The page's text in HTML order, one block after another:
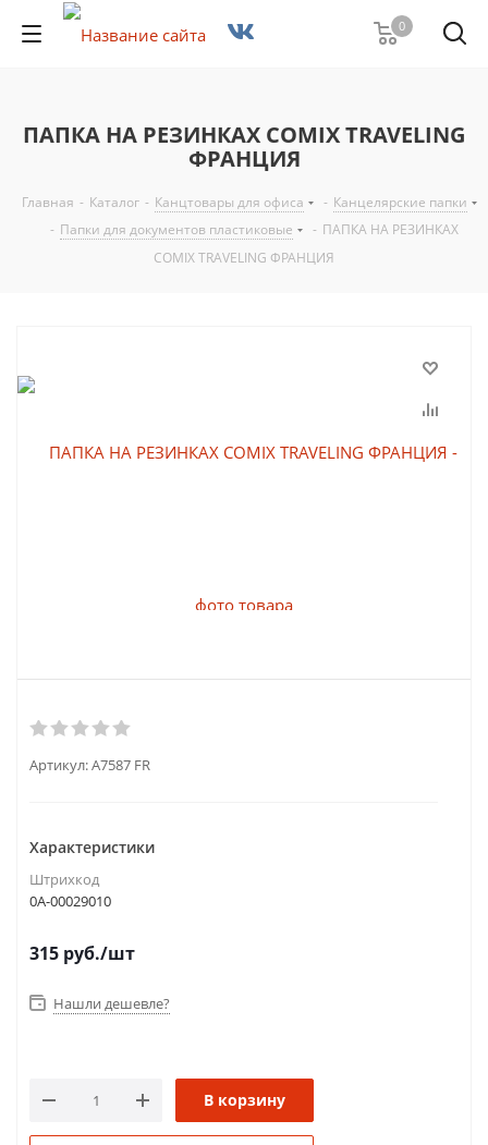
0
ПАПКА НА РЕЗИНКАХ COMIX TRAVELING
ФРАНЦИЯ
Главная - Каталог - Канцтовары для офиса - Канцелярские папки
- Папки для документов пластиковые - ПАПКА НА РЕЗИНКАХ
COMIX TRAVELING ФРАНЦИЯ
Артикул:A7587 FR
Характеристики
Штрихкод
0А-00029010
315 руб./шт
Нашли дешевле?
В корзину